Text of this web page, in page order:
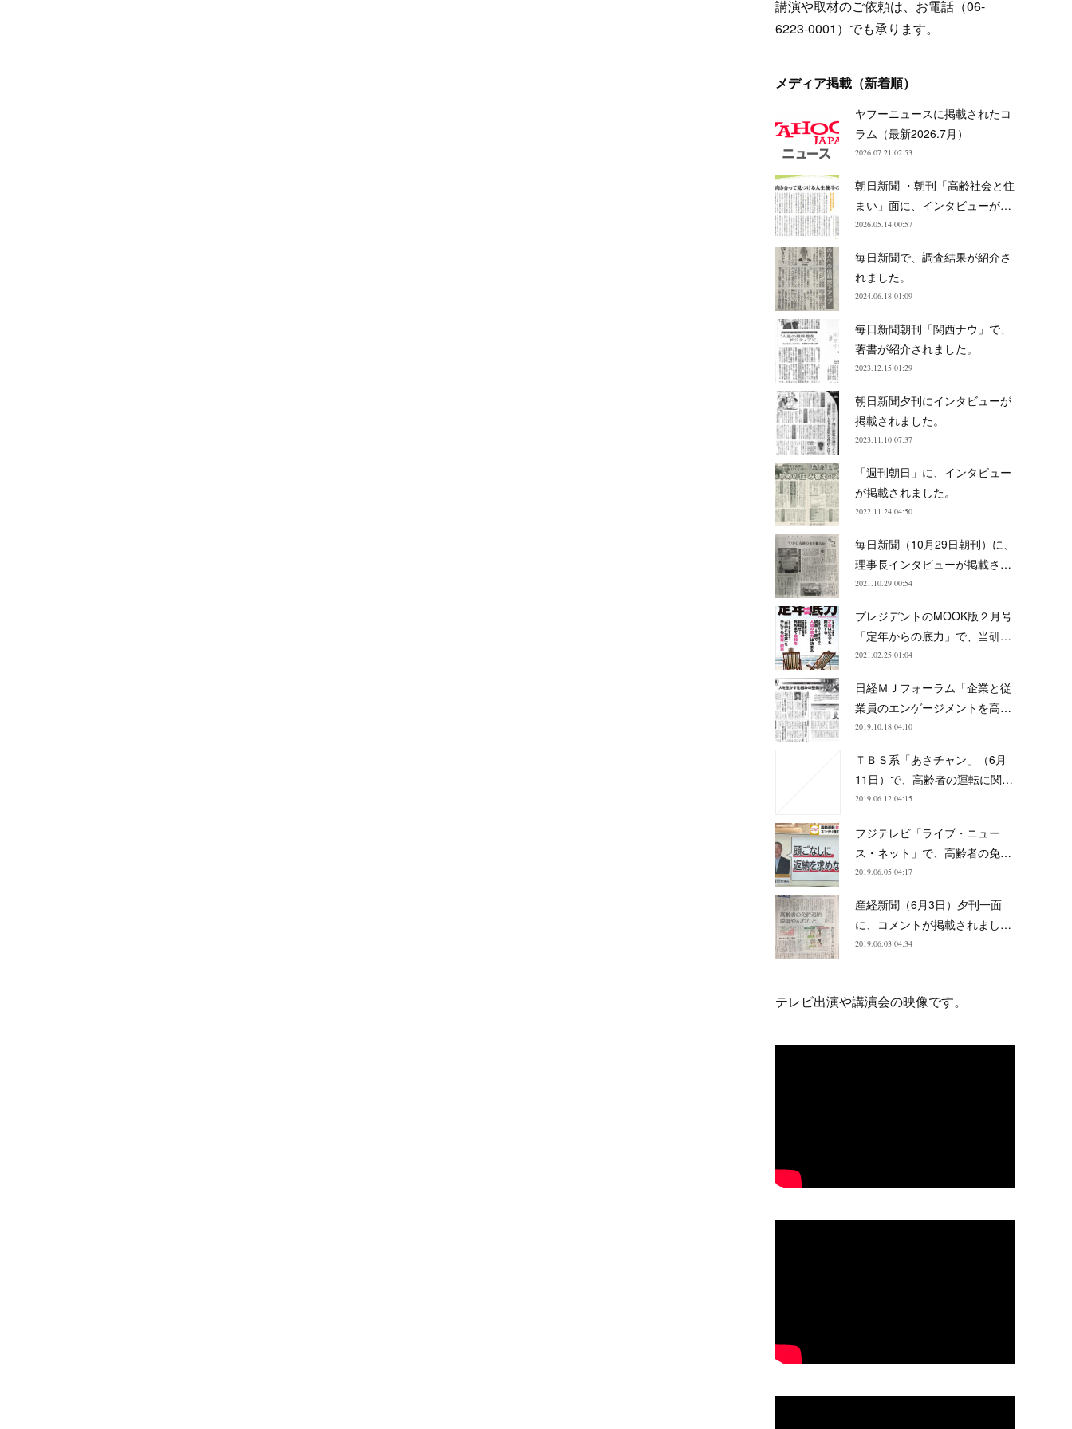
講演や取材のご依頼は、お電話（06-
6223-0001）でも承ります。
メディア掲載（新着順）
ヤフーニュースに掲載されたコ
ラム（最新2026.7月）
2026.07.21 02:53
朝日新聞 ・朝刊「高齢社会と住
まい」面に、インタビューが…
2026.05.14 00:57
毎日新聞で、調査結果が紹介さ
れました。
2024.06.18 01:09
毎日新聞朝刊「関西ナウ」で、
著書が紹介されました。
2023.12.15 01:29
朝日新聞夕刊にインタビューが
掲載されました。
2023.11.10 07:37
「週刊朝日」に、インタビュー
が掲載されました。
2022.11.24 04:50
毎日新聞（10月29日朝刊）に、
理事長インタビューが掲載さ…
2021.10.29 00:54
プレジデントのMOOK版２月号
「定年からの底力」で、当研…
2021.02.25 01:04
日経ＭＪフォーラム「企業と従
業員のエンゲージメントを高…
2019.10.18 04:10
ＴＢＳ系「あさチャン」（6月
11日）で、高齢者の運転に関…
2019.06.12 04:15
フジテレビ「ライブ・ニュー
ス・ネット」で、高齢者の免…
2019.06.05 04:17
産経新聞（6月3日）夕刊一面
に、コメントが掲載されまし…
2019.06.03 04:34
テレビ出演や講演会の映像です。